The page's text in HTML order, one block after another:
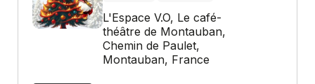
L'Espace V.O, Le café-
théâtre de Montauban,
Chemin de Paulet,
Montauban, France